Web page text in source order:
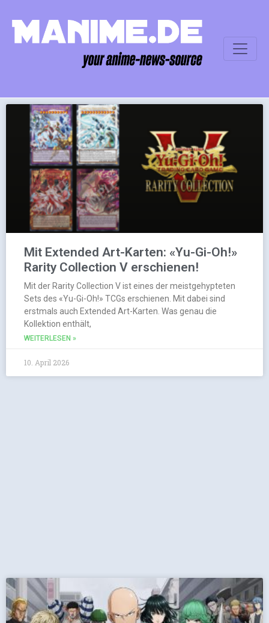
Mit Extended Art-Karten: «Yu-Gi-Oh!»
Rarity Collection V erschienen!
Mit der Rarity Collection V ist eines der meistgehypteten
Sets des «Yu-Gi-Oh!» TCGs erschienen. Mit dabei sind
erstmals auch Extended Art-Karten. Was genau die
Kollektion enthält,
WEITERLESEN »
10. April 2026